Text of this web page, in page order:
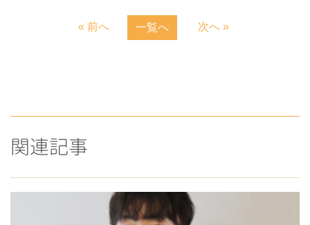
« 前へ 一覧へ 次へ »
関連記事